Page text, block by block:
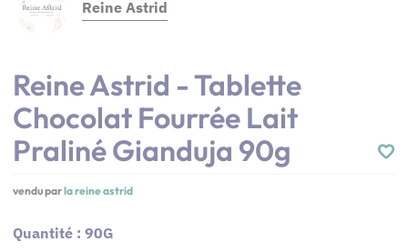
Reine Astrid
Reine Astrid - Tablette
Chocolat Fourrée Lait
Praliné Gianduja 90g
vendu parla reine astrid
Quantité : 90G